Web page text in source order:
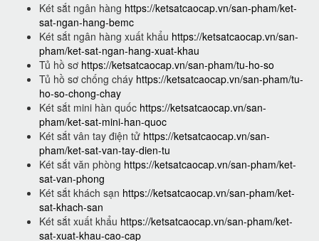
Két sắt ngân hàng https://ketsatcaocap.vn/san-pham/ket-
sat-ngan-hang-bemc
Két sắt ngân hàng xuất khẩu https://ketsatcaocap.vn/san-
pham/ket-sat-ngan-hang-xuat-khau
Tủ hồ sơ https://ketsatcaocap.vn/san-pham/tu-ho-so
Tủ hồ sơ chống cháy https://ketsatcaocap.vn/san-pham/tu-
ho-so-chong-chay
Két sắt mini hàn quốc https://ketsatcaocap.vn/san-
pham/ket-sat-mini-han-quoc
Két sắt vân tay điện tử https://ketsatcaocap.vn/san-
pham/ket-sat-van-tay-dien-tu
Két sắt văn phòng https://ketsatcaocap.vn/san-pham/ket-
sat-van-phong
Két sắt khách sạn https://ketsatcaocap.vn/san-pham/ket-
sat-khach-san
Két sắt xuất khẩu https://ketsatcaocap.vn/san-pham/ket-
sat-xuat-khau-cao-cap